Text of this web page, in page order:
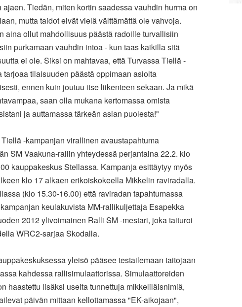
ajaen. Tiedän, miten kortin saadessa vauhdin hurma on
mutta taidot eivät vielä välttämättä ole vahvoja.
aina ollut mahdollisuus päästä radoille turvallisiin
purkamaan vauhdin intoa - kun taas kaikilla sitä
ei ole. Siksi on mahtavaa, että Turvassa Tiellä -
tarjoaa tilaisuuden päästä oppimaan asioita
ennen kuin joutuu itse liikenteen sekaan. Ja mikä
saan olla mukana kertomassa omista
ja auttamassa tärkeän asian puolesta!"
-kampanjan virallinen avaustapahtuma
SM Vaakuna-rallin yhteydessä perjantaina 22.2. klo
kauppakeskus Stellassa. Kampanja esittäytyy myös
klo 17 alkaen erikoiskokeella Mikkelin raviradalla.
(klo 15.30-16.00) että raviradan tapahtumassa
keulakuvista MM-rallikuljettaja Esapekka
2012 ylivoimainen Ralli SM -mestari, joka taituroi
WRC2-sarjaa Skodalla.
yleisö pääsee testailemaan taitojaan
kahdessa rallisimulaattorissa. Simulaattoreiden
haastettu lisäksi useita tunnettuja mikkeliläisnimiä,
päivän mittaan kellottamassa "EK-aikojaan",